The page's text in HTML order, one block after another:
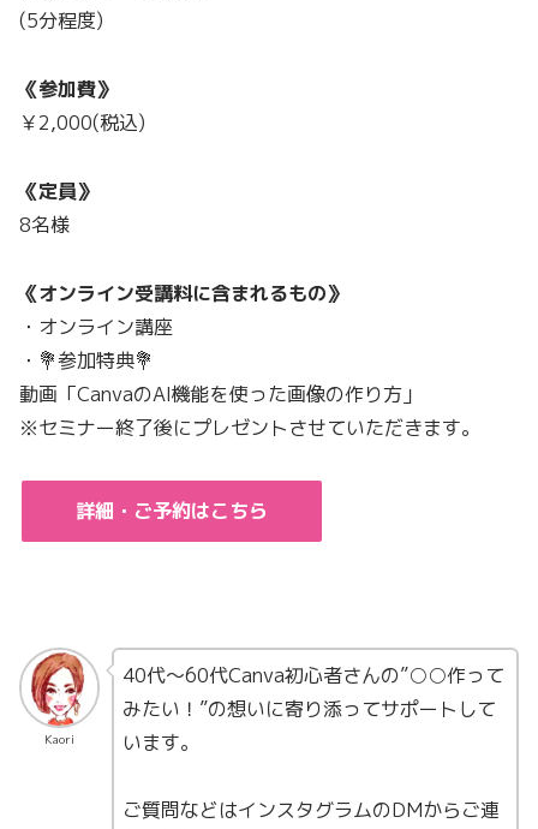
(5分程度)
《参加費》
￥2,000(税込)
《定員》
8名様
《オンライン受講料に含まれるもの》
・オンライン講座
・💐参加特典💐
動画「CanvaのAI機能を使った画像の作り方」
※セミナー終了後にプレゼントさせていただきます。
詳細・ご予約はこちら
Kaori
40代〜60代Canva初心者さんの”○○作って
みたい！”の想いに寄り添ってサポートして
います。
ご質問などはインスタグラムのDMからご連